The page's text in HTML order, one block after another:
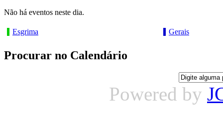
Não há eventos neste dia.
Esgrima Gerais
Procurar no Calendário
Powered by